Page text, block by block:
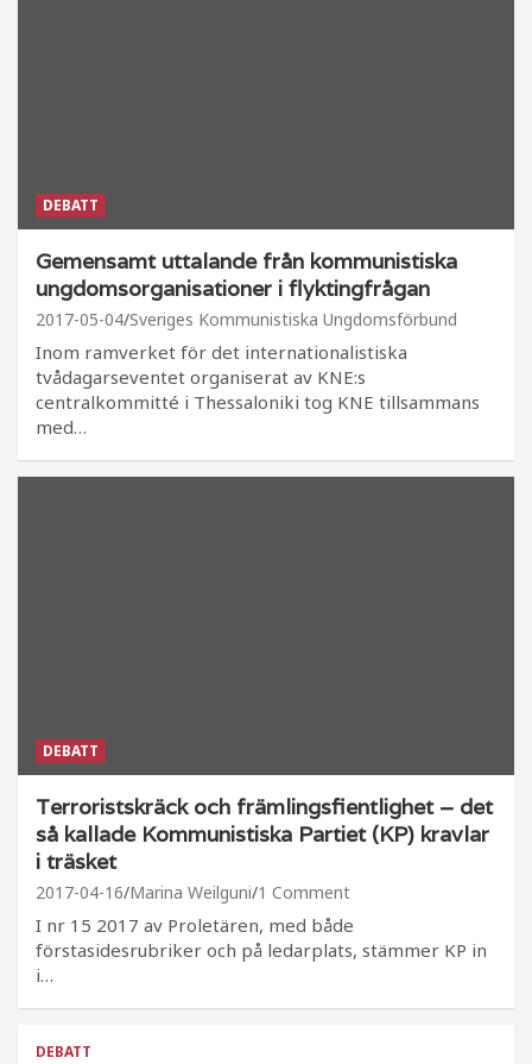
DEBATT
Gemensamt uttalande från kommunistiska
ungdomsorganisationer i flyktingfrågan
2017-05-04 Sveriges Kommunistiska Ungdomsförbund
Inom ramverket för det internationalistiska
tvådagarseventet organiserat av KNE:s
centralkommitté i Thessaloniki tog KNE tillsammans
med…
DEBATT
Terroristskräck och främlingsfientlighet – det
så kallade Kommunistiska Partiet (KP) kravlar
i träsket
2017-04-16 Marina Weilguni 1 Comment
I nr 15 2017 av Proletären, med både
förstasidesrubriker och på ledarplats, stämmer KP in
i…
DEBATT